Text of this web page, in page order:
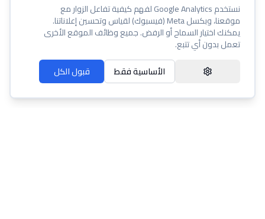
نستخدم Google Analytics لفهم كيفية تفاعل الزوار مع
موقعنا، وبكسل Meta (فيسبوك) لقياس وتحسين إعلاناتنا.
يمكنك اختيار السماح أو الرفض. جميع وظائف الموقع الأخرى
تعمل بدون أي تتبع.
قبول الكل
الأساسية فقط